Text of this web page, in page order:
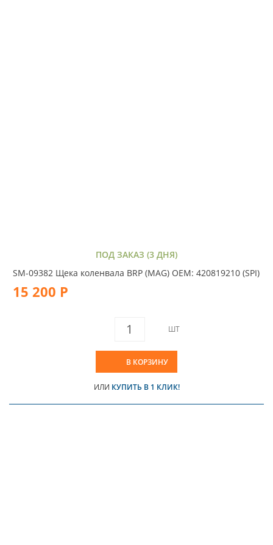
ПОД ЗАКАЗ (3 ДНЯ)
SM-09382 Щека коленвала BRP (MAG) OEM: 420819210 (SPI)
15 200 Р
ШТ
В КОРЗИНУ
ИЛИ КУПИТЬ В 1 КЛИК!